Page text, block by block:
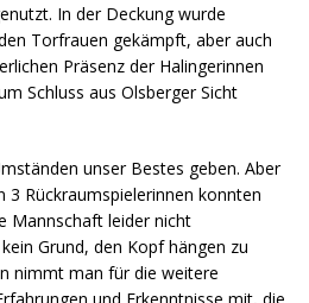
In der Deckung wurde
Torfrauen gekämpft, aber auch
Präsenz der Halingerinnen
Schluss aus Olsberger Sicht
unser Bestes geben. Aber
3 Rückraumspielerinnen konnten
Mannschaft leider nicht
Grund, den Kopf hängen zu
nimmt man für die weitere